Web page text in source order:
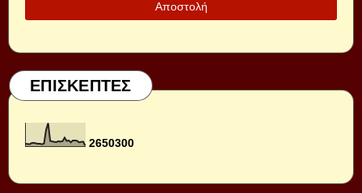
ΕΠΙΣΚΕΠΤΕΣ
2650300